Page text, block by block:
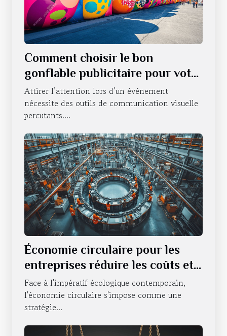
Comment choisir le bon
gonflable publicitaire pour votre
événement ?
Attirer l’attention lors d’un événement
nécessite des outils de communication visuelle
percutants....
Économie circulaire pour les
entreprises réduire les coûts et
l'impact environnemental
Face à l'impératif écologique contemporain,
l'économie circulaire s'impose comme une
stratégie...